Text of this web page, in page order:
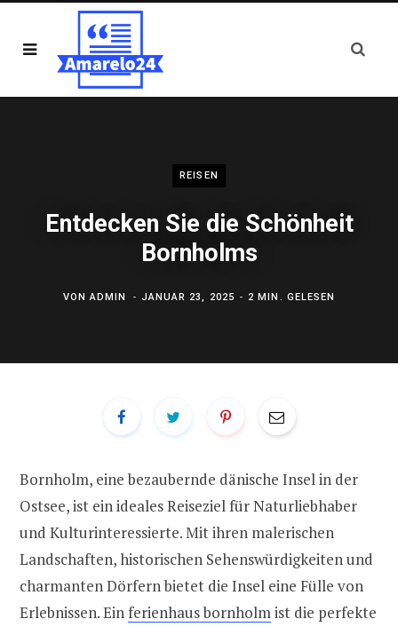
REISEN
Entdecken Sie die Schönheit
Bornholms
VONADMIN JANUAR 23, 2025 2 MIN. GELESEN
Bornholm, eine bezaubernde dänische Insel in der
Ostsee, ist ein ideales Reiseziel für Naturliebhaber
und Kulturinteressierte. Mit ihren malerischen
Landschaften, historischen Sehenswürdigkeiten und
charmanten Dörfern bietet die Insel eine Fülle von
Erlebnissen. Einferienhaus bornholmist die perfekte